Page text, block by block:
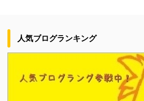
人気ブログランキング